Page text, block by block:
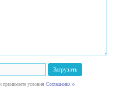
Загрузить
принимаете условияСоглашения о